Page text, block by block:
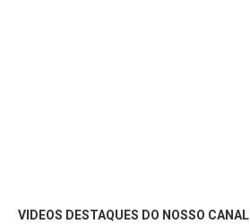
VIDEOS DESTAQUES DO NOSSO CANAL